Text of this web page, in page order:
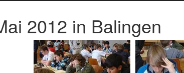
2012 in Balingen